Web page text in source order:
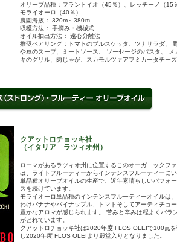
オリーブ品種：フラントイオ（45％）、レッチーノ（15
モライオーロ（40％）
農園海抜： 320m～380ｍ
収穫方法： 手摘み・機械式
オイル抽出方法： 遠心分離法
推奨ペアリング：トマトのブルスケッタ、ツナサラダ、
や豆のスープ、ミートソース、 ソーセージのパスタ、 メ
キのグリル、肉じゃが、スカモルツァアフミカータチーズ
クアットロチョッキ社
（イタリア ラツィオ州）
ローマがあるラツィオ州に位置するこのオーガニックフ
は、ライトフルーティーからインテンスフルーティーに
単品種オリーブオイルの生産で、近年素晴らしいパフォ
スを続けています。
モライオーロ単品種のインテンスフルーティーオイルは
わけバナナやパイナップル、トマトそしてアーティチョ
豊かなアロマが感じられます。 苦みと辛みは程よくバラ
がとれています。
クアットロチョッキ社は2020年度 FLOS OLEIで100点
し2020年度 FLOS OLEIより殿堂入りとなりました。